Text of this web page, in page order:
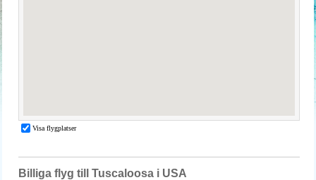
Billiga flyg till Tuscaloosa i USA